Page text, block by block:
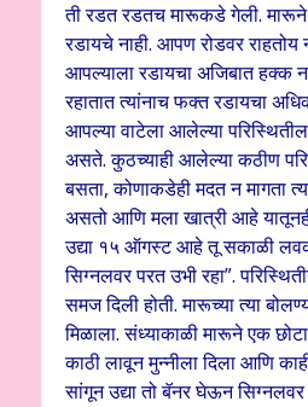
ती रडत रडतच मारूकडे गेली. मारूने
रडायचे नाही. आपण रोडवर राहतोय
आपल्याला रडायचा अजिबात हक्क
रहातात त्यांनाच फक्त रडायचा
आपल्या वाटेला आलेल्या
असते. कुठच्याही आलेल्या कठीण
बसता, कोणाकडेही मदत न मागता
असतो आणि मला खात्री आहे यातूनही
उद्या १५ ऑगस्ट आहे तू सकाळी
सिग्नलवर परत उभी रहा”.
समज दिली होती. मारूच्या त्या
मिळाला. संध्याकाळी मारूने एक
काठी लावून मुन्नीला दिला आणि
सांगून उद्या तो बॅनर घेऊन